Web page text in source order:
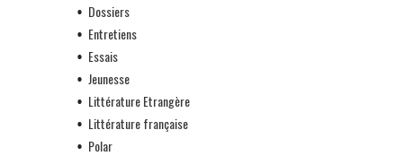
Dossiers
Entretiens
Essais
Jeunesse
Littérature Etrangère
Littérature française
Polar